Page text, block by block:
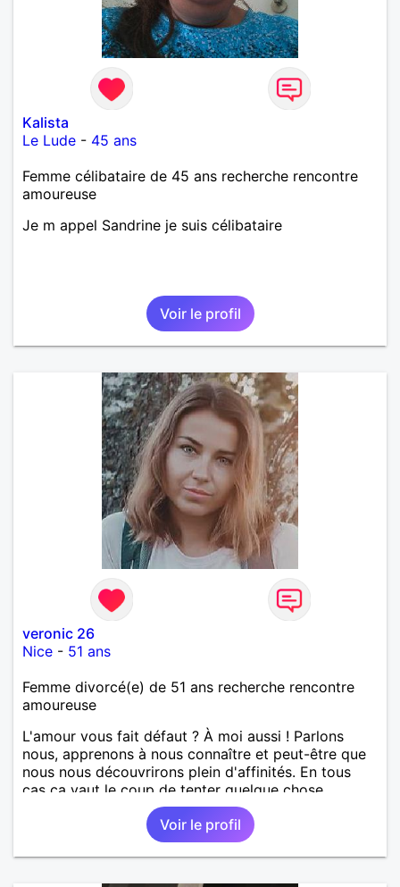
Kalista
Le Lude - 45 ans
Femme célibataire de 45 ans recherche rencontre
amoureuse
Je m appel Sandrine je suis célibataire
Voir le profil
veronic 26
Nice - 51 ans
Femme divorcé(e) de 51 ans recherche rencontre
amoureuse
L'amour vous fait défaut ? À moi aussi ! Parlons
nous, apprenons à nous connaître et peut-être que
nous nous découvrirons plein d'affinités. En tous
cas ça vaut le coup de tenter quelque chose.
Voir le profil